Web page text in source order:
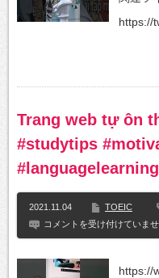
https://
Trang web tự ôn
#studytips
#languagelearning
2021.11.04 TOEIC
Trang
ôn
コメントを受け付けていま
https://